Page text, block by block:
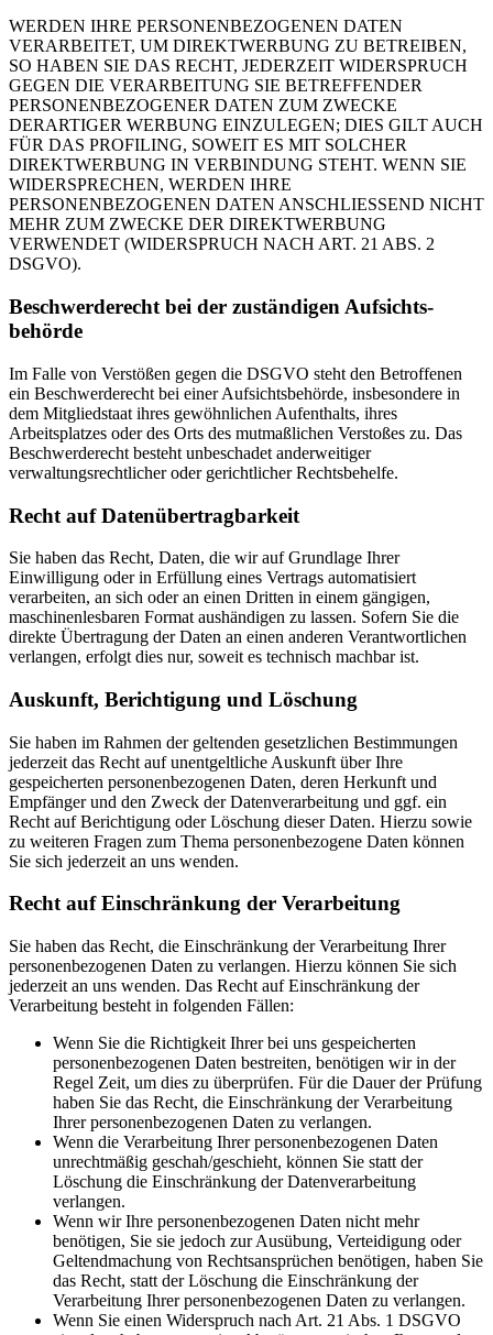
WERDEN IHRE PERSONENBEZOGENEN DATEN
VERARBEITET, UM DIREKTWERBUNG ZU BETREIBEN,
SO HABEN SIE DAS RECHT, JEDERZEIT WIDERSPRUCH
GEGEN DIE VERARBEITUNG SIE BETREFFENDER
PERSONENBEZOGENER DATEN ZUM ZWECKE
DERARTIGER WERBUNG EINZULEGEN; DIES GILT AUCH
FÜR DAS PROFILING, SOWEIT ES MIT SOLCHER
DIREKTWERBUNG IN VERBINDUNG STEHT. WENN SIE
WIDERSPRECHEN, WERDEN IHRE
PERSONENBEZOGENEN DATEN ANSCHLIESSEND NICHT
MEHR ZUM ZWECKE DER DIREKTWERBUNG
VERWENDET (WIDERSPRUCH NACH ART. 21 ABS. 2
DSGVO).
Beschwerde­recht bei der zuständigen Aufsichts­
behörde
Im Falle von Verstößen gegen die DSGVO steht den Betroffenen
ein Beschwerderecht bei einer Aufsichtsbehörde, insbesondere in
dem Mitgliedstaat ihres gewöhnlichen Aufenthalts, ihres
Arbeitsplatzes oder des Orts des mutmaßlichen Verstoßes zu. Das
Beschwerderecht besteht unbeschadet anderweitiger
verwaltungsrechtlicher oder gerichtlicher Rechtsbehelfe.
Recht auf Daten­übertrag­barkeit
Sie haben das Recht, Daten, die wir auf Grundlage Ihrer
Einwilligung oder in Erfüllung eines Vertrags automatisiert
verarbeiten, an sich oder an einen Dritten in einem gängigen,
maschinenlesbaren Format aushändigen zu lassen. Sofern Sie die
direkte Übertragung der Daten an einen anderen Verantwortlichen
verlangen, erfolgt dies nur, soweit es technisch machbar ist.
Auskunft, Berichtigung und Löschung
Sie haben im Rahmen der geltenden gesetzlichen Bestimmungen
jederzeit das Recht auf unentgeltliche Auskunft über Ihre
gespeicherten personenbezogenen Daten, deren Herkunft und
Empfänger und den Zweck der Datenverarbeitung und ggf. ein
Recht auf Berichtigung oder Löschung dieser Daten. Hierzu sowie
zu weiteren Fragen zum Thema personenbezogene Daten können
Sie sich jederzeit an uns wenden.
Recht auf Einschränkung der Verarbeitung
Sie haben das Recht, die Einschränkung der Verarbeitung Ihrer
personenbezogenen Daten zu verlangen. Hierzu können Sie sich
jederzeit an uns wenden. Das Recht auf Einschränkung der
Verarbeitung besteht in folgenden Fällen:
Wenn Sie die Richtigkeit Ihrer bei uns gespeicherten
personenbezogenen Daten bestreiten, benötigen wir in der
Regel Zeit, um dies zu überprüfen. Für die Dauer der Prüfung
haben Sie das Recht, die Einschränkung der Verarbeitung
Ihrer personenbezogenen Daten zu verlangen.
Wenn die Verarbeitung Ihrer personenbezogenen Daten
unrechtmäßig geschah/geschieht, können Sie statt der
Löschung die Einschränkung der Datenverarbeitung
verlangen.
Wenn wir Ihre personenbezogenen Daten nicht mehr
benötigen, Sie sie jedoch zur Ausübung, Verteidigung oder
Geltendmachung von Rechtsansprüchen benötigen, haben Sie
das Recht, statt der Löschung die Einschränkung der
Verarbeitung Ihrer personenbezogenen Daten zu verlangen.
Wenn Sie einen Widerspruch nach Art. 21 Abs. 1 DSGVO